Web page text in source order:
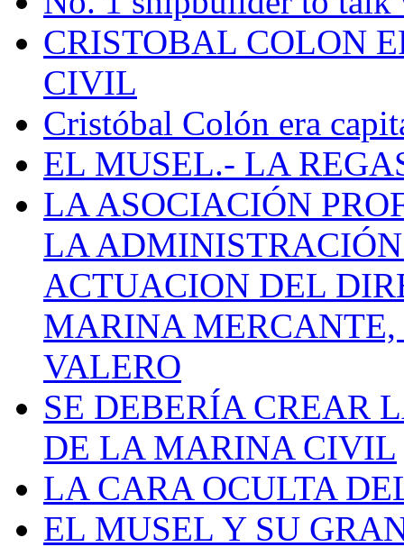
CRISTOBAL COLON
CIVIL
Cristóbal Colón era
EL MUSEL.- LA
LA ASOCIACIÓN
LA
ACTUACION DEL
MARINA
VALERO
SE DEBERÍA CREAR
DE LA MARINA CIVIL
LA CARA OCULTA
EL MUSEL Y SU